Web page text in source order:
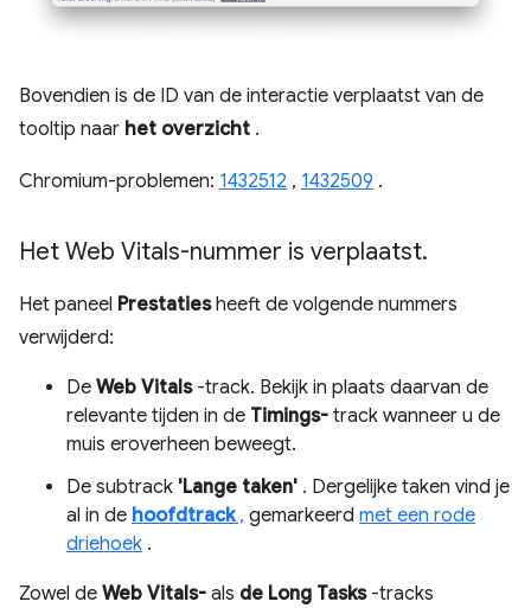
Bovendien is de ID van de interactie verplaatst van de
tooltip naar het overzicht .
Chromium-problemen: 1432512 , 1432509 .
Het Web Vitals-nummer is verplaatst.
Het paneel Prestatiesheeft de volgende nummers
verwijderd:
De Web Vitals-track. Bekijk in plaats daarvan de
relevante tijden in de Timings- track wanneer u de
muis eroverheen beweegt.
De subtrack 'Lange taken' . Dergelijke taken vind je
al in de hoofdtrack, gemarkeerd met een rode
driehoek .
Zowel de Web Vitals- als de Long Tasks-tracks